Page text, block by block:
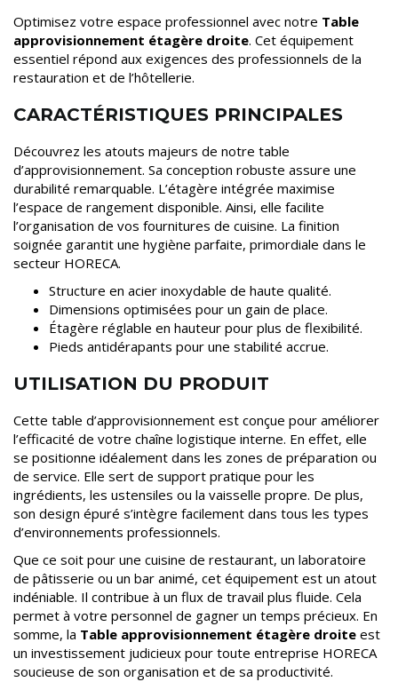
Optimisez votre espace professionnel avec notre Table
approvisionnement étagère droite. Cet équipement
essentiel répond aux exigences des professionnels de la
restauration et de l’hôtellerie.
CARACTÉRISTIQUES PRINCIPALES
Découvrez les atouts majeurs de notre table
d’approvisionnement. Sa conception robuste assure une
durabilité remarquable. L’étagère intégrée maximise
l’espace de rangement disponible. Ainsi, elle facilite
l’organisation de vos fournitures de cuisine. La finition
soignée garantit une hygiène parfaite, primordiale dans le
secteur HORECA.
Structure en acier inoxydable de haute qualité.
Dimensions optimisées pour un gain de place.
Étagère réglable en hauteur pour plus de flexibilité.
Pieds antidérapants pour une stabilité accrue.
UTILISATION DU PRODUIT
Cette table d’approvisionnement est conçue pour améliorer
l’efficacité de votre chaîne logistique interne. En effet, elle
se positionne idéalement dans les zones de préparation ou
de service. Elle sert de support pratique pour les
ingrédients, les ustensiles ou la vaisselle propre. De plus,
son design épuré s’intègre facilement dans tous les types
d’environnements professionnels.
Que ce soit pour une cuisine de restaurant, un laboratoire
de pâtisserie ou un bar animé, cet équipement est un atout
indéniable. Il contribue à un flux de travail plus fluide. Cela
permet à votre personnel de gagner un temps précieux. En
somme, la Table approvisionnement étagère droite est
un investissement judicieux pour toute entreprise HORECA
soucieuse de son organisation et de sa productivité.